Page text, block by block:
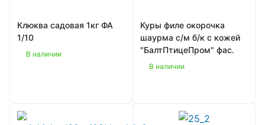
Клюква садовая 1кг ФА
1/10
В наличии
Куры филе окорочка
шаурма с/м б/к с кожей
"БалтПтицеПром" фас.
В наличии